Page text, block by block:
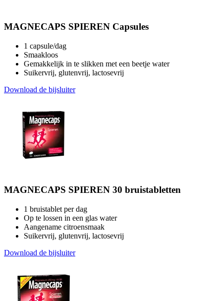
MAGNECAPS SPIEREN Capsules
1 capsule/dag
Smaakloos
Gemakkelijk in te slikken met een beetje water
Suikervrij, glutenvrij, lactosevrij
Download de bijsluiter
MAGNECAPS SPIEREN 30 bruistabletten
1 bruistablet per dag
Op te lossen in een glas water
Aangename citroensmaak
Suikervrij, glutenvrij, lactosevrij
Download de bijsluiter